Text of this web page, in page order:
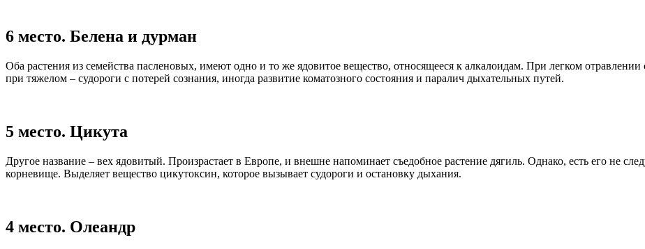
6 место. Белена и дурман
Оба растения из семейства пасленовых, имеют одно и то же ядовитое вещество, относящееся к алкалоидам. При легком
при тяжелом – судороги с потерей сознания, иногда развитие коматозного состояния и паралич дыхательных путей.
5 место. Цикута
Другое название – вех ядовитый. Произрастает в Европе, и внешне напоминает съедобное растение дягиль. Однако, есть его не
корневище. Выделяет вещество цикутоксин, которое вызывает судороги и остановку дыхания.
4 место. Олеандр